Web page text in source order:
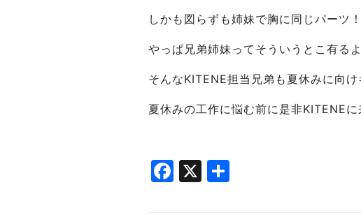
しかも図らずも姉妹で胸に同じパーツ
やっぱ兄弟姉妹ってそういうとこ有る
そんなKITENE担当兄弟も夏休みに向
夏休みの工作に悩む前に是非KITENE
Facebook
X